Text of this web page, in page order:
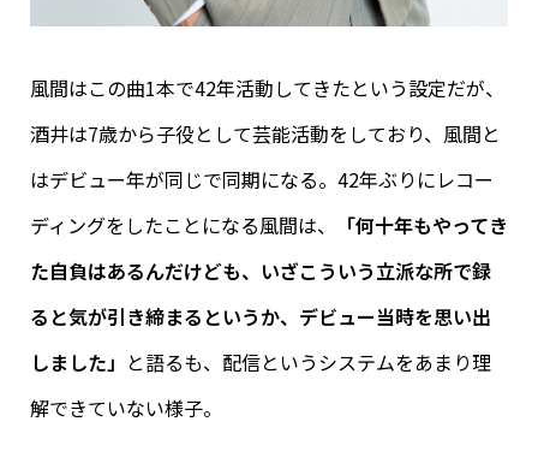
風間はこの曲1本で42年活動してきたという設定だが、
酒井は7歳から子役として芸能活動をしており、風間と
はデビュー年が同じで同期になる。42年ぶりにレコー
ディングをしたことになる風間は、
「何十年もやってき
た自負はあるんだけども、いざこういう立派な所で録
ると気が引き締まるというか、デビュー当時を思い出
しました」 と語るも、配信というシステムをあまり理
解できていない様子。